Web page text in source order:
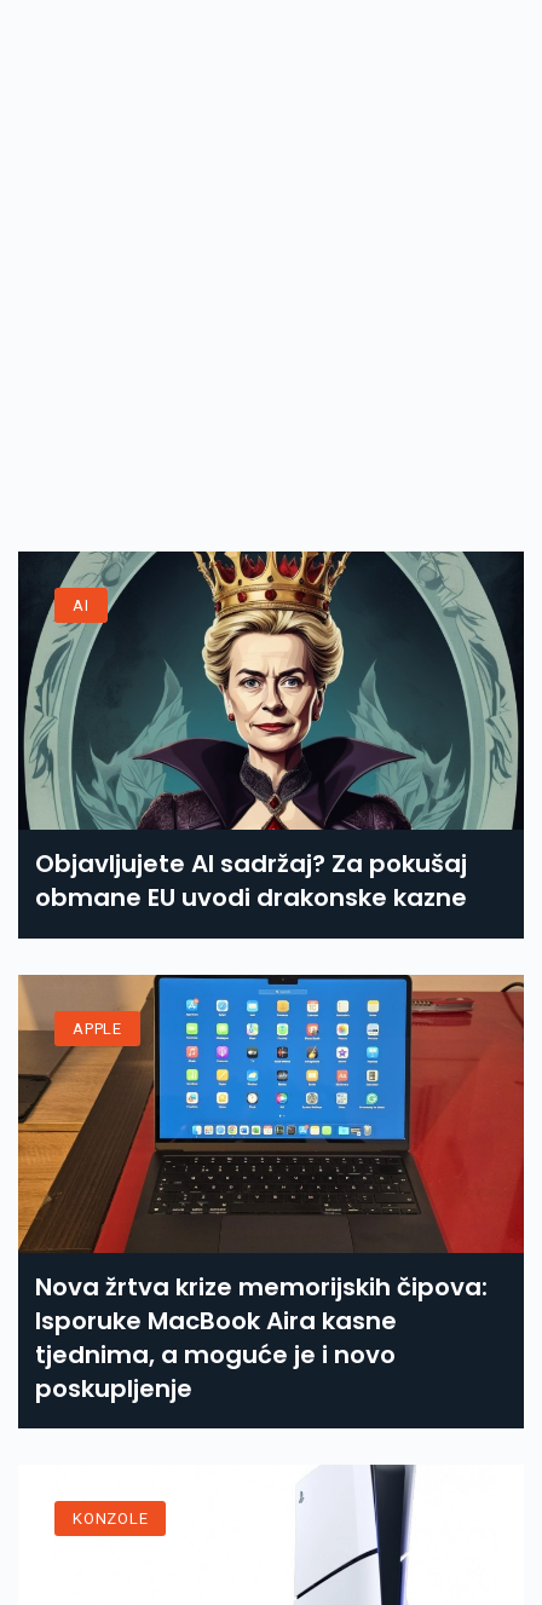
AI
Objavljujete AI sadržaj? Za pokušaj
obmane EU uvodi drakonske kazne
APPLE
Nova žrtva krize memorijskih čipova:
Isporuke MacBook Aira kasne
tjednima, a moguće je i novo
poskupljenje
KONZOLE